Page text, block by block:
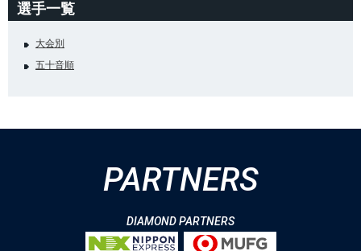
選手一覧
大会別
五十音順
PARTNERS
DIAMOND PARTNERS